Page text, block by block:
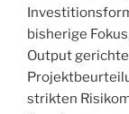
bisherige
Output
strikten